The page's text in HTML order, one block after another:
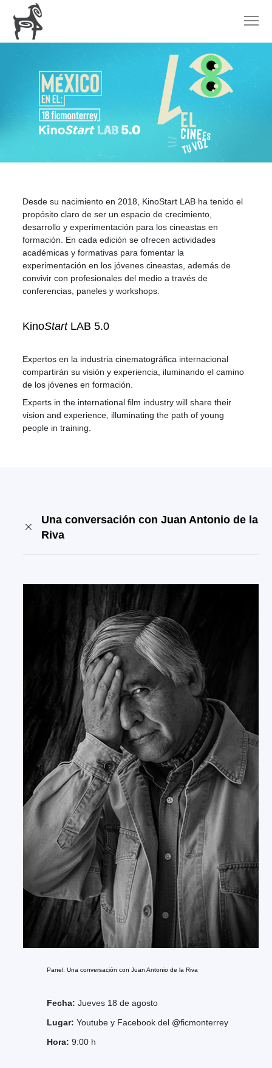
Desde su nacimiento en 2018, KinoStart LAB ha tenido el
propósito claro de ser un espacio de crecimiento,
desarrollo y experimentación para los cineastas en
formación. En cada edición se ofrecen actividades
académicas y formativas para fomentar la
experimentación en los jóvenes cineastas, además de
convivir con profesionales del medio a través de
conferencias, paneles y workshops.
KinoStartLAB 5.0
Expertos en la industria cinematográfica internacional
compartirán su visión y experiencia, iluminando el camino
de los jóvenes en formación.
Experts in the international film industry will share their
vision and experience, illuminating the path of young
people in training.
Una conversación con Juan Antonio de la
Riva
Panel: Una conversación con Juan Antonio de la Riva
Fecha: Jueves 18 de agosto
Lugar: Youtube y Facebook del @ficmonterrey
Hora:9:00 h